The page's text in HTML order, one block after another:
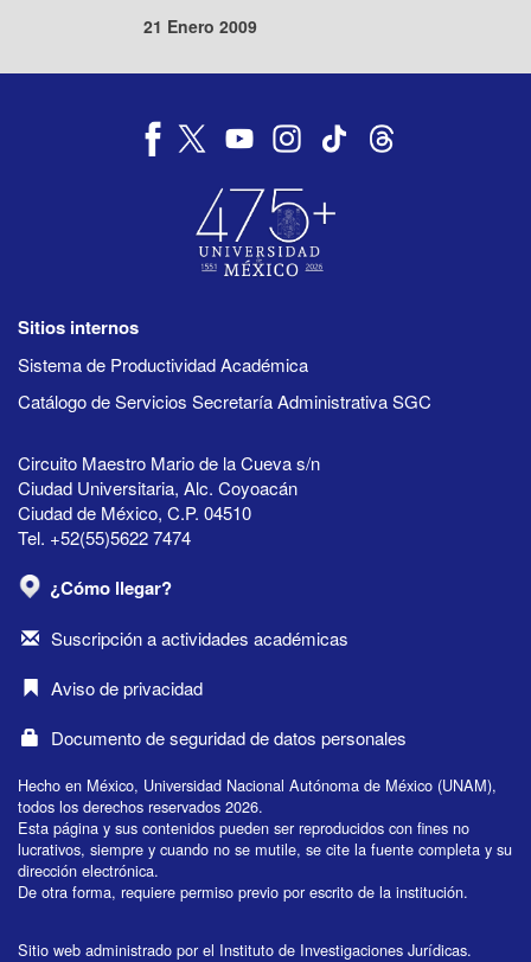
21 Enero 2009
Sitios internos
Sistema de Productividad Académica
Catálogo de Servicios Secretaría Administrativa SGC
Circuito Maestro Mario de la Cueva s/n
Ciudad Universitaria, Alc. Coyoacán
Ciudad de México, C.P. 04510
Tel. +52(55)5622 7474
¿Cómo llegar?
Suscripción a actividades académicas
Aviso de privacidad
Documento de seguridad de datos personales
Hecho en México, Universidad Nacional Autónoma de México (UNAM),
todos los derechos reservados 2026.
Esta página y sus contenidos pueden ser reproducidos con fines no
lucrativos, siempre y cuando no se mutile, se cite la fuente completa y su
dirección electrónica.
De otra forma, requiere permiso previo por escrito de la institución.
Sitio web administrado por el Instituto de Investigaciones Jurídicas.